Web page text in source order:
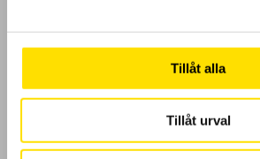
Tillåt alla
Tillåt urval
Köpvillkor
Cookies
Klagomål